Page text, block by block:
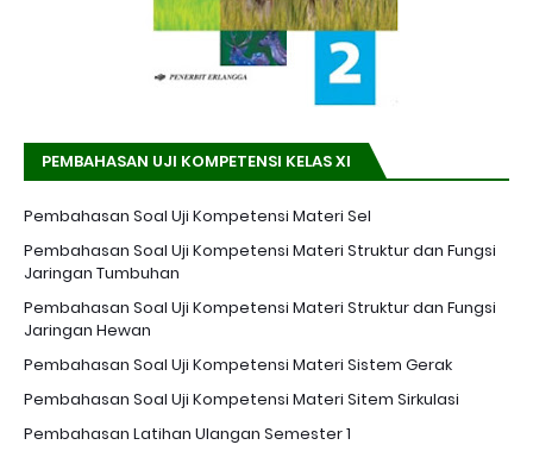
PEMBAHASAN UJI KOMPETENSI KELAS XI
Pembahasan Soal Uji Kompetensi Materi Sel
Pembahasan Soal Uji Kompetensi Materi Struktur dan Fungsi
Jaringan Tumbuhan
Pembahasan Soal Uji Kompetensi Materi Struktur dan Fungsi
Jaringan Hewan
Pembahasan Soal Uji Kompetensi Materi Sistem Gerak
Pembahasan Soal Uji Kompetensi Materi Sitem Sirkulasi
Pembahasan Latihan Ulangan Semester 1